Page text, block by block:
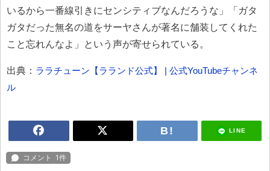
いるから一番線引きにセンシティブなんだろうな」「ガタ
ガタだった無名の道をサーヤさんが著名に舗装してくれた
こと忘れんなよ」という声が寄せられている。
出典： ララチューン【ラランド公式】 | 公式YouTubeチャンネ
ル
LINE